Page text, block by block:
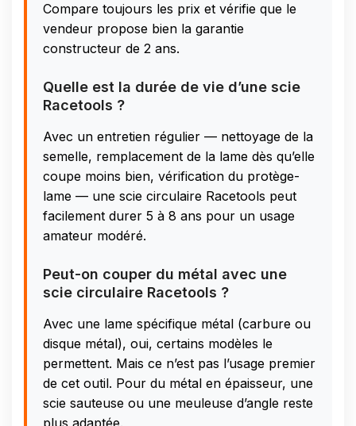
Compare toujours les prix et vérifie que le
vendeur propose bien la garantie
constructeur de 2 ans.
Quelle est la durée de vie d’une scie
Racetools ?
Avec un entretien régulier — nettoyage de la
semelle, remplacement de la lame dès qu’elle
coupe moins bien, vérification du protège-
lame — une scie circulaire Racetools peut
facilement durer 5 à 8 ans pour un usage
amateur modéré.
Peut-on couper du métal avec une
scie circulaire Racetools ?
Avec une lame spécifique métal (carbure ou
disque métal), oui, certains modèles le
permettent. Mais ce n’est pas l’usage premier
de cet outil. Pour du métal en épaisseur, une
scie sauteuse ou une meuleuse d’angle reste